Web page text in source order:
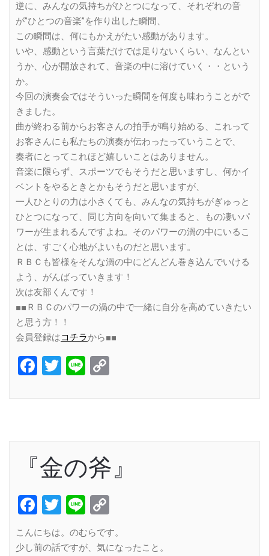
逆に、みんなの気持ちがひとつになって、それぞれの音
が”ひとつの音楽”を作り出した瞬間、
この瞬間は、何にもかえがたい感動があります。
いや、感動という言葉だけでは足りないくらい、なんとい
うか、心が開放されて、音楽の中に溶けていく・・という
か。
今回の演奏会ではそういった瞬間を何度も味わうことがで
きました。
曲が終わる前からお客さんの拍手が鳴り始める、これって
お客さんにも私たちの演奏が伝わったっていうことで、
奏者にとってこれほど嬉しいことはありません。
音楽に限らず、スポーツでもそうだと思いますし、何かイ
ベントをやるときとかもそうだと思いますが、
一人ひとりの力は小さくても、みんなの気持ちがぎゅっと
ひとつになって、同じ方向を向いて集まると、もの凄いパ
ワーが生まれるんですよね。そのパワーの渦の中にいるこ
とは、すごく心地がよいものだと思います。
ＲＢＣも皆様をそんな渦の中にどんどん巻き込んでいける
よう、がんばっていきます！
次は友部くんです！
■■ＲＢＣのパワーの渦の中で一緒に自分を高めていきたい
と思う方！！
会員登録はコチラから■■
Facebook
Twitter
Line
『金の斧』
Facebook
Twitter
Line
Link
こんにちは。のむらです。
少し前の話ですが、気になったこと。